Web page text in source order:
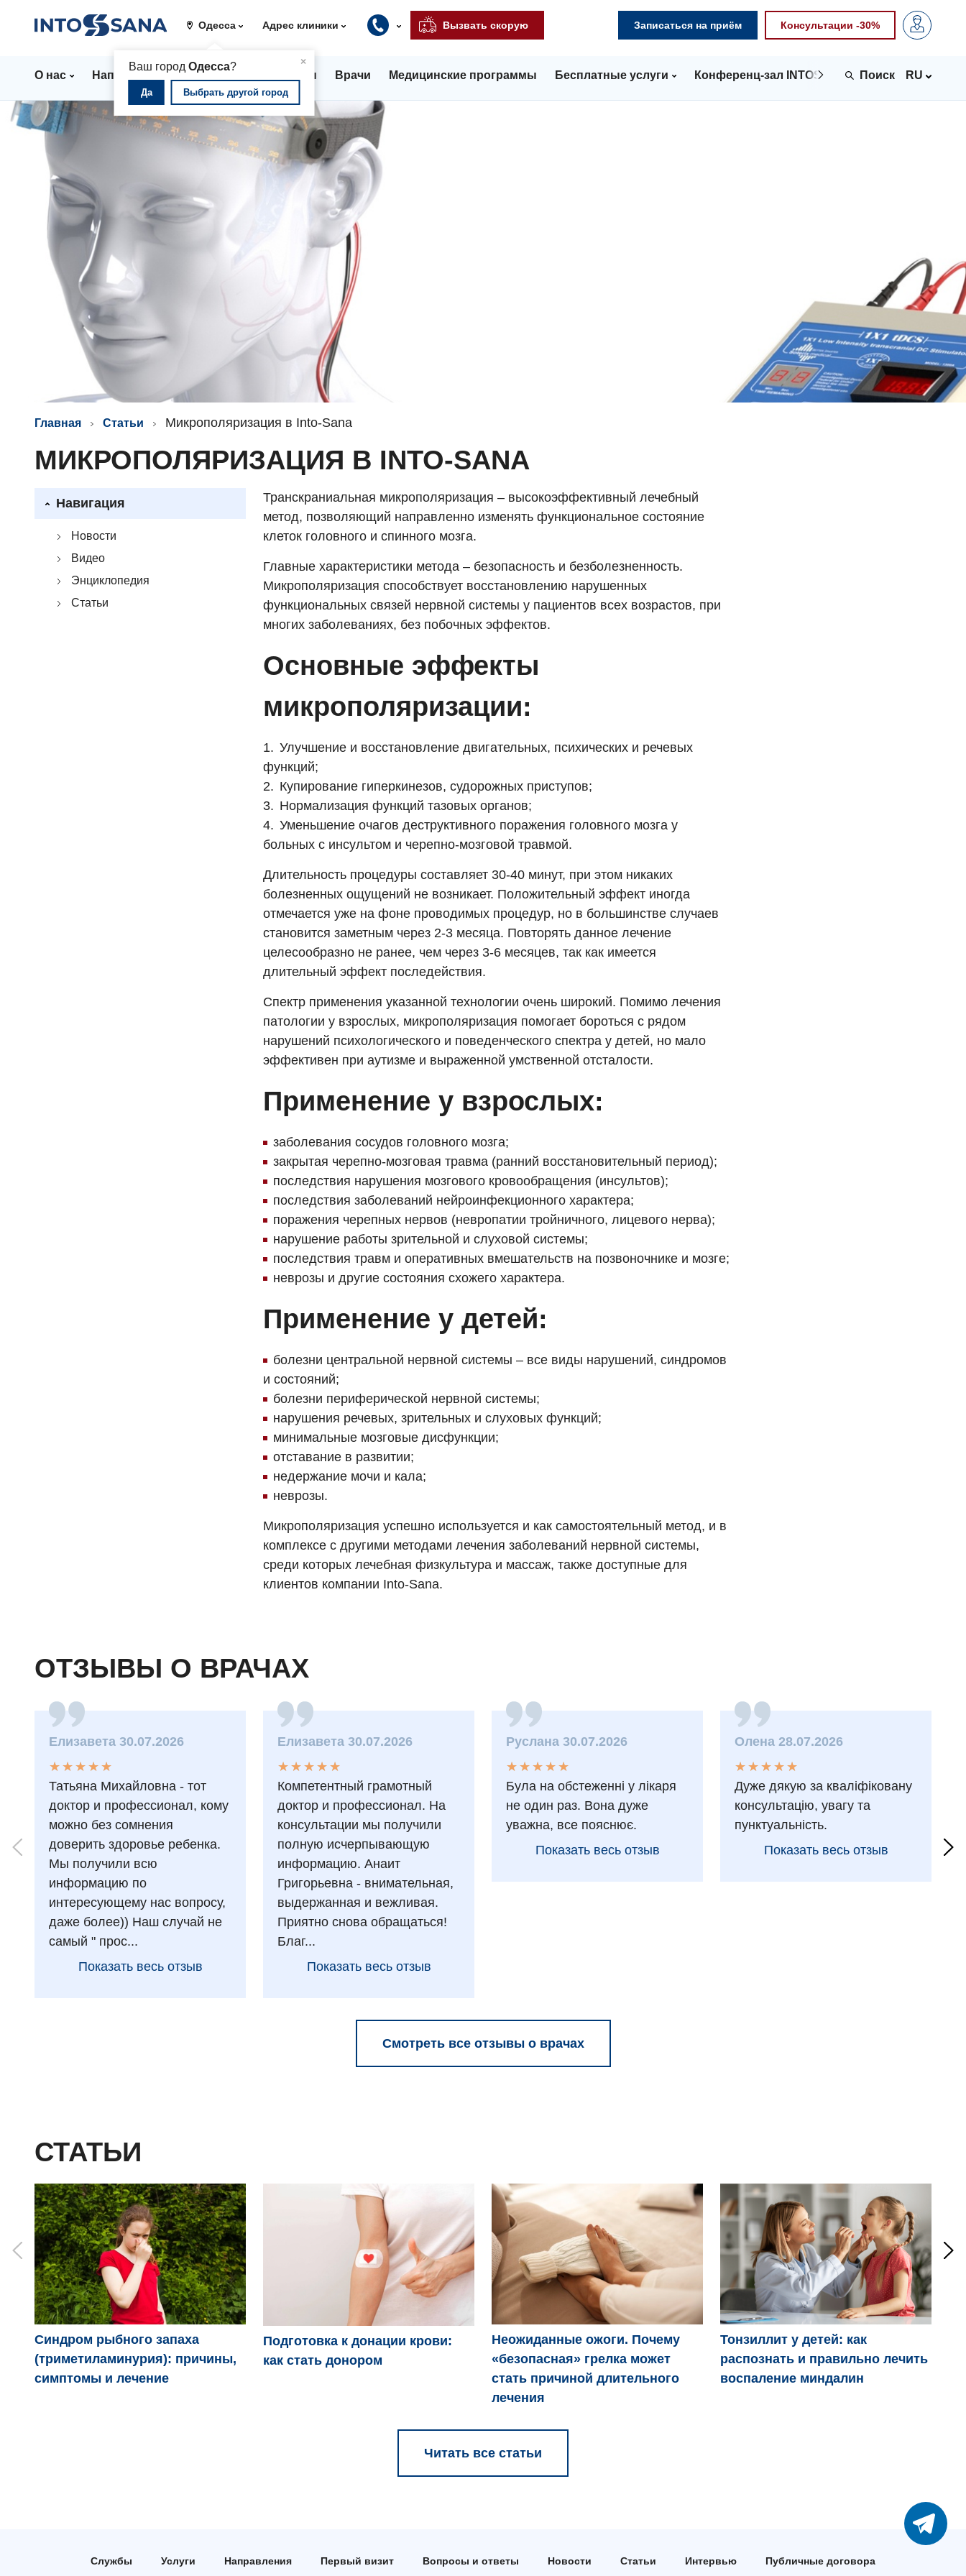
Одесса
×
Ваш город Одесса?
Да Выбрать другой город
Адрес клиники Вызвать скорую Записаться на приём Консультации -30%
О нас Направления Стационар Цены Врачи Медицинские программы Бесплатные услуги Конференц-зал INTOSPACE Контакты
RU
Главная Статьи Микрополяризация в Into-Sana
МИКРОПОЛЯРИЗАЦИЯ В INTO-SANA
Навигация
Новости
Видео
Энциклопедия
Статьи
Транскраниальная микрополяризация – высокоэффективный лечебный
метод, позволяющий направленно изменять функциональное состояние
клеток головного и спинного мозга.
Главные характеристики метода – безопасность и безболезненность.
Микрополяризация способствует восстановлению нарушенных
функциональных связей нервной системы у пациентов всех возрастов, при
многих заболеваниях, без побочных эффектов.
Основные эффекты
микрополяризации:
Улучшение и восстановление двигательных, психических и речевых
функций;
Купирование гиперкинезов, судорожных приступов;
Нормализация функций тазовых органов;
Уменьшение очагов деструктивного поражения головного мозга у
больных с инсультом и черепно-мозговой травмой.
Длительность процедуры составляет 30-40 минут, при этом никаких
болезненных ощущений не возникает. Положительный эффект иногда
отмечается уже на фоне проводимых процедур, но в большинстве случаев
становится заметным через 2-3 месяца. Повторять данное лечение
целесообразно не ранее, чем через 3-6 месяцев, так как имеется
длительный эффект последействия.
Спектр применения указанной технологии очень широкий. Помимо лечения
патологии у взрослых, микрополяризация помогает бороться с рядом
нарушений психологического и поведенческого спектра у детей, но мало
эффективен при аутизме и выраженной умственной отсталости.
Применение у взрослых:
заболевания сосудов головного мозга;
закрытая черепно-мозговая травма (ранний восстановительный период);
последствия нарушения мозгового кровообращения (инсультов);
последствия заболеваний нейроинфекционного характера;
поражения черепных нервов (невропатии тройничного, лицевого нерва);
нарушение работы зрительной и слуховой системы;
последствия травм и оперативных вмешательств на позвоночнике и мозге;
неврозы и другие состояния схожего характера.
Применение у детей:
болезни центральной нервной системы – все виды нарушений, синдромов
и состояний;
болезни периферической нервной системы;
нарушения речевых, зрительных и слуховых функций;
минимальные мозговые дисфункции;
отставание в развитии;
недержание мочи и кала;
неврозы.
Микрополяризация успешно используется и как самостоятельный метод, и в
комплексе с другими методами лечения заболеваний нервной системы,
среди которых лечебная физкультура и массаж, также доступные для
клиентов компании Into-Sana.
ОТЗЫВЫ О ВРАЧАХ
Елизавета 30.07.2026
★
★
★
★
★
★ ★ ★ ★ ★
Татьяна Михайловна - тот
доктор и профессионал, кому
можно без сомнения
доверить здоровье ребенка.
Мы получили всю
информацию по
интересующему нас вопросу,
даже более)) Наш случай не
самый " прос...
Показать весь отзыв
Елизавета 30.07.2026
★
★
★
★
★
★ ★ ★ ★ ★
Компетентный грамотный
доктор и профессионал. На
консультации мы получили
полную исчерпывающую
информацию. Анаит
Григорьевна - внимательная,
выдержанная и вежливая.
Приятно снова обращаться!
Благ...
Показать весь отзыв
Руслана 30.07.2026
★
★
★
★
★
★ ★ ★ ★ ★
Була на обстеженні у лікаря
не один раз. Вона дуже
уважна, все пояснює.
Показать весь отзыв
Олена 28.07.2026
★
★
★
★
★
★ ★ ★ ★ ★
Дуже дякую за кваліфіковану
консультацію, увагу та
пунктуальність.
Показать весь отзыв
Смотреть все отзывы о врачах
СТАТЬИ
Синдром рыбного запаха
(триметиламинурия): причины,
симптомы и лечение
Подготовка к донации крови:
как стать донором
Неожиданные ожоги. Почему
«безопасная» грелка может
стать причиной длительного
лечения
Тонзиллит у детей: как
распознать и правильно лечить
воспаление миндалин
Читать все статьи
Службы Услуги Направления Первый визит Вопросы и ответы Новости Статьи Интервью Публичные договора